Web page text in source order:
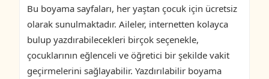
Bu boyama sayfaları, her yaştan çocuk için ücretsiz
olarak sunulmaktadır. Aileler, internetten kolayca
bulup yazdırabilecekleri birçok seçenekle,
çocuklarının eğlenceli ve öğretici bir şekilde vakit
geçirmelerini sağlayabilir. Yazdırılabilir boyama